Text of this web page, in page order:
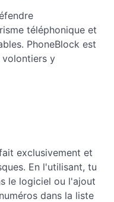
téléphonique et
PhoneBlock est
y
exclusivement et
En l'utilisant, tu
le logiciel ou l'ajout
dans la liste